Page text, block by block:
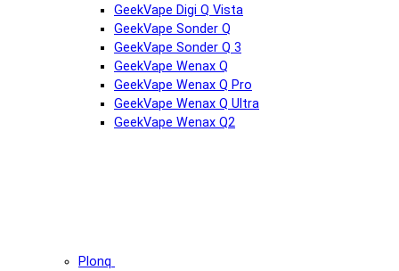
GeekVape Digi Q Vista
GeekVape Sonder Q
GeekVape Sonder Q 3
GeekVape Wenax Q
GeekVape Wenax Q Pro
GeekVape Wenax Q Ultra
GeekVape Wenax Q2
Plonq